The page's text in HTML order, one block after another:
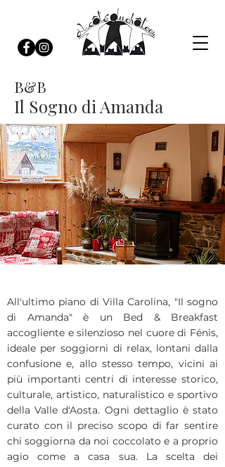
B&B
Il Sogno di Amanda
All'ultimo piano di Villa Carolina, "Il sogno
di Amanda" è un Bed & Breakfast
accogliente e silenzioso nel cuore di Fénis,
ideale per soggiorni di relax, lontani dalla
confusione e, allo stesso tempo, vicini ai
più importanti centri di interesse storico,
culturale, artistico, naturalistico e sportivo
della Valle d'Aosta. Ogni dettaglio è stato
curato con il preciso scopo di far sentire
chi soggiorna da noi coccolato e a proprio
agio come a casa sua. La scelta dei